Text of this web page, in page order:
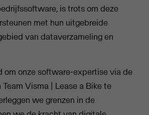
is trots om deze
met hun uitgebreide
van dataverzameling en
om onze software-expertise via de
Team Visma | Lease a Bike te
we grenzen in de